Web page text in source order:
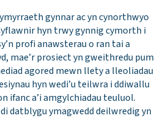
gynnar ac yn cynorthwyo
hyn trwy gynnig cymorth i
profi anawsterau o ran tai a
mae’r prosiect yn gweithredu pum
agored mewn llety a lleoliadau
hyn wedi’u teilwra i ddiwallu
ifanc a’i amgylchiadau teuluol.
datblygu ymagwedd deilwredig yn